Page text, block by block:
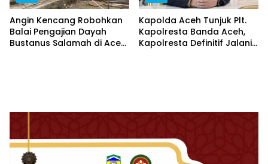
Angin Kencang Robohkan
Balai Pengajian Dayah
Bustanus Salamah di Aceh
Kapolda Aceh Tunjuk Plt.
Kapolresta Banda Aceh,
Kapolresta Definitif Jalani